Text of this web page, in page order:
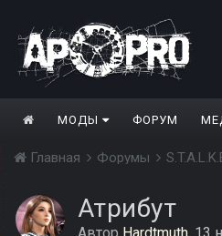
МОДЫ ФОРУМ
Главная Форумы
Атрибут